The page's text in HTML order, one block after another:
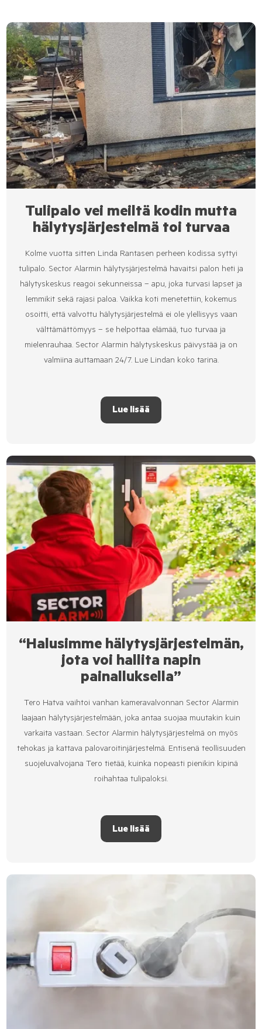
Tulipalo vei meiltä kodin mutta
hälytysjärjestelmä toi turvaa
Kolme vuotta sitten Linda Rantasen perheen kodissa syttyi
tulipalo. Sector Alarmin hälytysjärjestelmä havaitsi palon heti ja
hälytyskeskus reagoi sekunneissa – apu, joka turvasi lapset ja
lemmikit sekä rajasi paloa. Vaikka koti menetettiin, kokemus
osoitti, että valvottu hälytysjärjestelmä ei ole ylellisyys vaan
välttämättömyys – se helpottaa elämää, tuo turvaa ja
mielenrauhaa. Sector Alarmin hälytyskeskus päivystää ja on
valmiina auttamaan 24/7. Lue Lindan koko tarina.
Lue lisää
“Halusimme hälytysjärjestelmän,
jota voi hallita napin
painalluksella”
Tero Hatva vaihtoi vanhan kameravalvonnan Sector Alarmin
laajaan hälytysjärjestelmään, joka antaa suojaa muutakin kuin
varkaita vastaan. Sector Alarmin hälytysjärjestelmä on myös
tehokas ja kattava palovaroitinjärjestelmä. Entisenä teollisuuden
suojeluvalvojana Tero tietää, kuinka nopeasti pienikin kipinä
roihahtaa tulipaloksi.
Lue lisää